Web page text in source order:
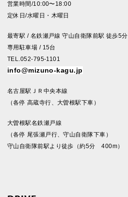
営業時間/10:00〜18:00
定休日/水曜日・木曜日
最寄駅 / 名鉄瀬戸線 守山自衛隊前駅 徒歩5分
専用駐車場 / 15台
TEL.052-795-1101
info@mizuno-kagu.jp
名古屋駅ＪＲ中央本線
（各停 高蔵寺行、大曽根駅下車）
大曽根駅名鉄瀬戸線
（各停 尾張瀬戸行、守山自衛隊下車）
守山自衛隊前駅より徒歩（約5分 400m）